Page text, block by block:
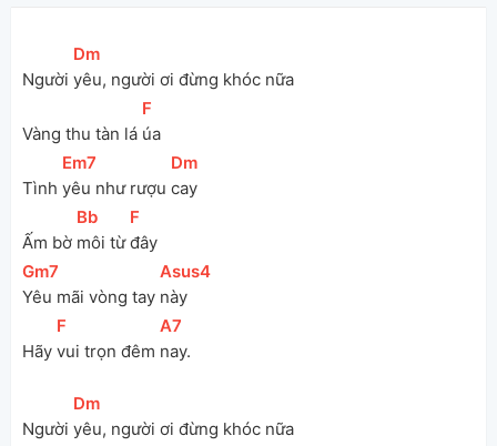
Người
[Dm
yêu, người ơi đừng khóc nữa
Vàng thu tàn lá
[F
úa
Tình
[Em7
yêu như rượu
[Dm
cay
Ấm bờ
[Bb
môi từ
[F
đây
[
Gm7
Yêu mãi vòng tay
[
Asus4
này
Hãy
[F
vui trọn đêm
[
A7
nay.
Người
[Dm
yêu, người ơi đừng khóc nữa